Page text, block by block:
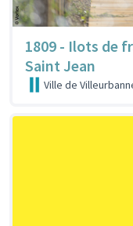
1809 - Ilots de
Saint Jean
Ville de